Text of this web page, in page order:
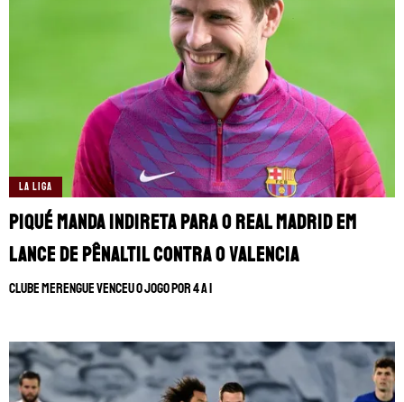
LA LIGA
Piqué manda indireta para o Real Madrid em
lance de pênaltil contra o Valencia
Clube merengue venceu o jogo por 4 a 1